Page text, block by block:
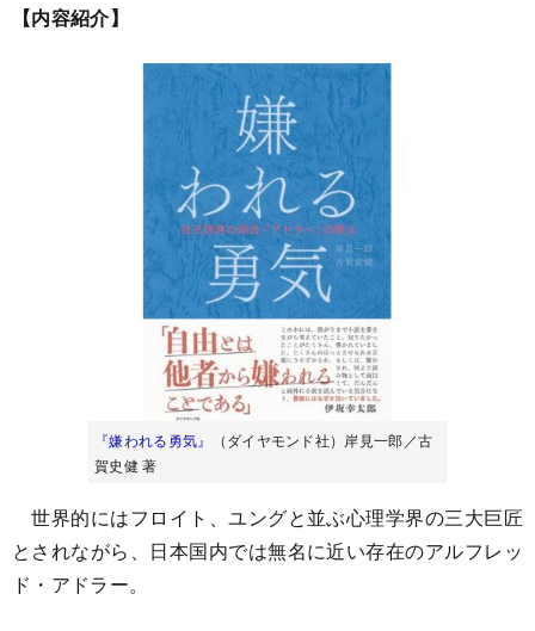
【内容紹介】
『嫌われる勇気』
（ダイヤモンド社）岸見一郎／古
賀史健 著
世界的にはフロイト、ユングと並ぶ心理学界の三大巨匠
とされながら、日本国内では無名に近い存在のアルフレッ
ド・アドラー。